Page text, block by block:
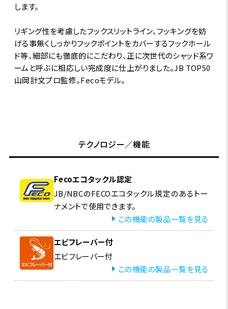
します。
リギング性を考慮したフックスリットライン、フッキングを妨
げる事無くしっかりフックポイントをカバーするフックホール
ド等、細部にも徹底的にこだわり、正に次世代のシャッド系ワ
ームと呼ぶに相応しい完成度に仕上がりました。JB TOP50
山岡計文プロ監修。Fecoモデル。
テクノロジー／機能
Fecoエコタックル認定
JB/NBCのFECOエコタックル規定のあるトー
ナメントで使用できます。
この機能の製品一覧を見る
エビフレーバー付
エビフレーバー付
この機能の製品一覧を見る